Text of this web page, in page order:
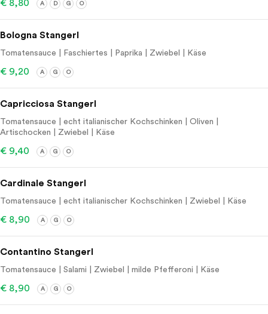
€ 8,80 A D G O
Bologna Stangerl
Tomatensauce | Faschiertes | Paprika | Zwiebel | Käse
€ 9,20 A G O
Capricciosa Stangerl
Tomatensauce | echt italianischer Kochschinken | Oliven |
Artischocken | Zwiebel | Käse
€ 9,40 A G O
Cardinale Stangerl
Tomatensauce | echt italianischer Kochschinken | Zwiebel | Käse
€ 8,90 A G O
Contantino Stangerl
Tomatensauce | Salami | Zwiebel | milde Pfefferoni | Käse
€ 8,90 A G O